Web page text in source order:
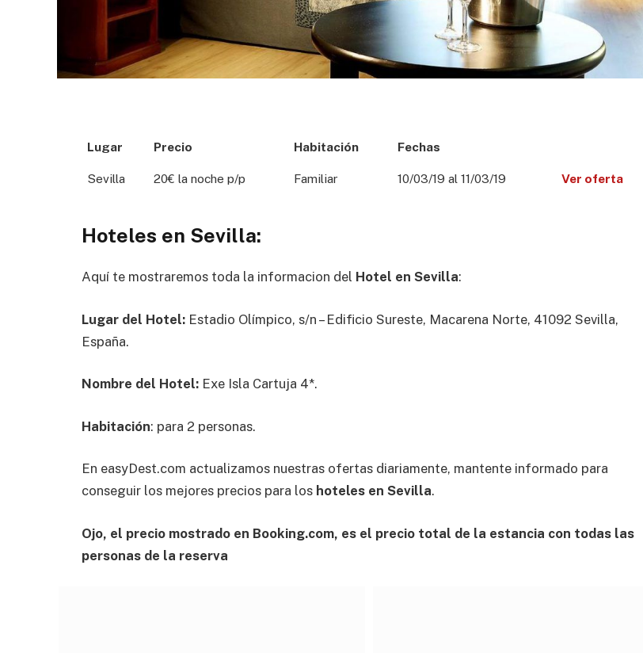
Lugar Precio Habitación Fechas
Sevilla 20€ la noche p/p Familiar 10/03/19 al 11/03/19 Ver oferta
Hoteles en Sevilla:
Aquí te mostraremos toda la informacion del Hotel en Sevilla:
Lugar del Hotel: Estadio Olímpico, s/n – Edificio Sureste, Macarena Norte, 41092 Sevilla,
España.
Nombre del Hotel: Exe Isla Cartuja 4*.
Habitación: para 2 personas.
En easyDest.com actualizamos nuestras ofertas diariamente, mantente informado para
conseguir los mejores precios para los hoteles en Sevilla.
Ojo, el precio mostrado en Booking.com, es el precio total de la estancia con todas las
personas de la reserva